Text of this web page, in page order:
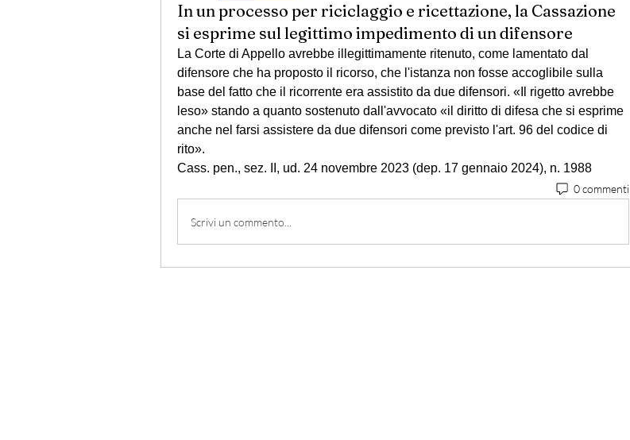
In un processo per riciclaggio e ricettazione, la Cassazione
si esprime sul legittimo impedimento di un difensore
La Corte di Appello avrebbe illegittimamente ritenuto, come lamentato dal
difensore che ha proposto il ricorso, che l'istanza non fosse accoglibile sulla
base del fatto che il ricorrente era assistito da due difensori. «Il rigetto avrebbe
leso» stando a quanto sostenuto dall'avvocato «il diritto di difesa che si esprime
anche nel farsi assistere da due difensori come previsto l'art. 96 del codice di
rito».
Cass. pen., sez. II, ud. 24 novembre 2023 (dep. 17 gennaio 2024), n. 1988
0 commenti
Scrivi un commento...